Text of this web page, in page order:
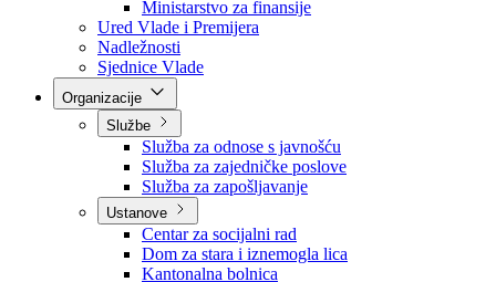
Ministarstvo za obrazovanje, mlade, nauku,
i sport
Ministarstvo za boračka pitanja
Ministarstvo za finansije
Ured Vlade i Premijera
Nadležnosti
Sjednice Vlade
Službe
Služba za odnose s javnošću
Služba za zajedničke poslove
Služba za zapošljavanje
Ustanove